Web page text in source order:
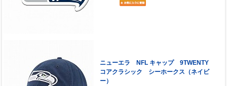
ニューエラ NFL キャップ 9TWENTY
コアクラシック シーホークス（ネイビ
ー）